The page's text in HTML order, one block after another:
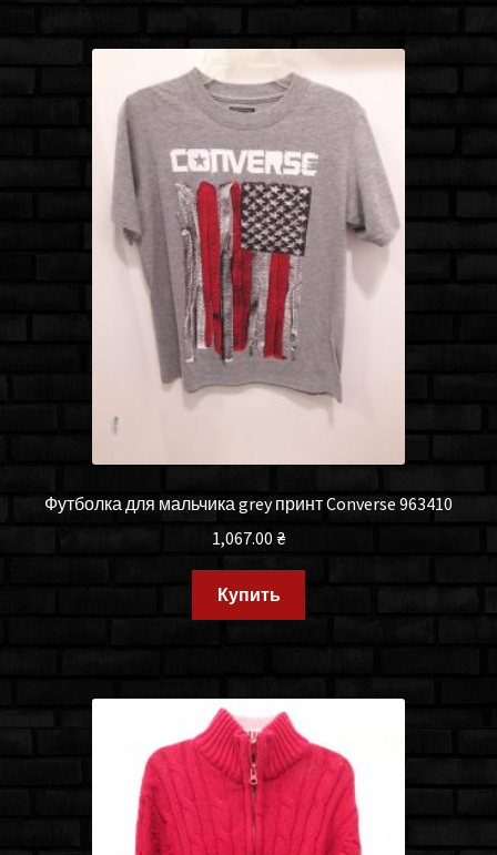
Футболка для мальчика grey принт Converse 963410
1,067.00 ₴
Купить